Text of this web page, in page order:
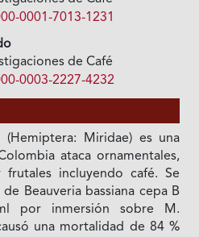
0001-7013-1231
de Café
0003-2227-4232
(Hemiptera: Miridae) es una
ataca ornamentales,
frutales incluyendo café. Se
Beauveria bassiana cepa B
por inmersión sobre M.
una mortalidad de 84 %